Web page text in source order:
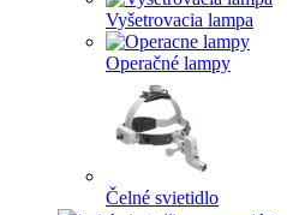
Vyšetrovacia lampa
Operačné lampy
Čelné svietidlo